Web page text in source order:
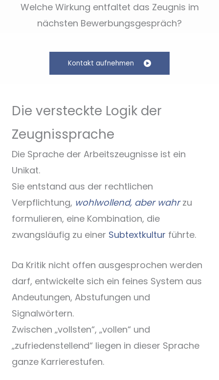
Welche Wirkung entfaltet das Zeugnis im
nächsten Bewerbungsgespräch?
Kontakt aufnehmen
Die versteckte Logik der
Zeugnissprache
Die Sprache der Arbeitszeugnisse ist ein
Unikat.
Sie entstand aus der rechtlichen
Verpflichtung, wohlwollend, aber wahrzu
formulieren, eine Kombination, die
zwangsläufig zu einer Subtextkultur führte.
Da Kritik nicht offen ausgesprochen werden
darf, entwickelte sich ein feines System aus
Andeutungen, Abstufungen und
Signalwörtern.
Zwischen „vollsten“, „vollen“ und
„zufriedenstellend“ liegen in dieser Sprache
ganze Karrierestufen.